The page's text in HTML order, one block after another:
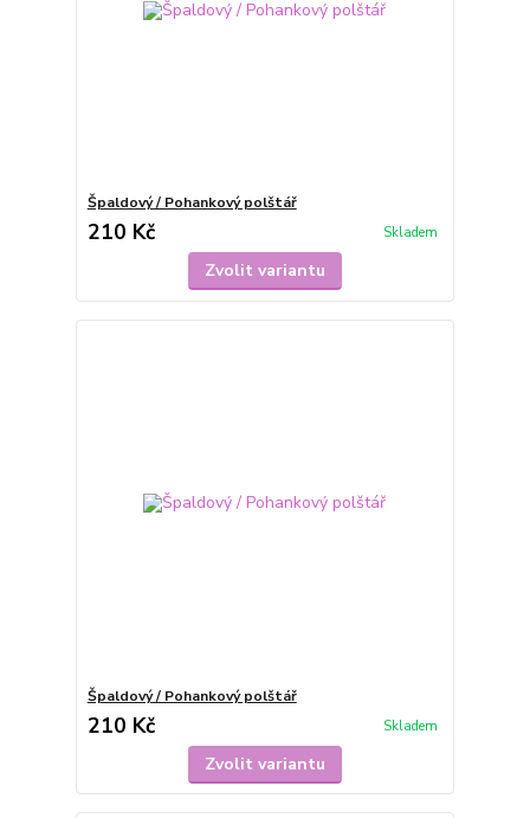
Špaldový / Pohankový polštář
210 Kč Skladem
Zvolit variantu
Špaldový / Pohankový polštář
210 Kč Skladem
Zvolit variantu